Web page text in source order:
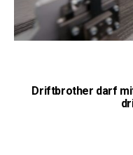
Driftbrother darf